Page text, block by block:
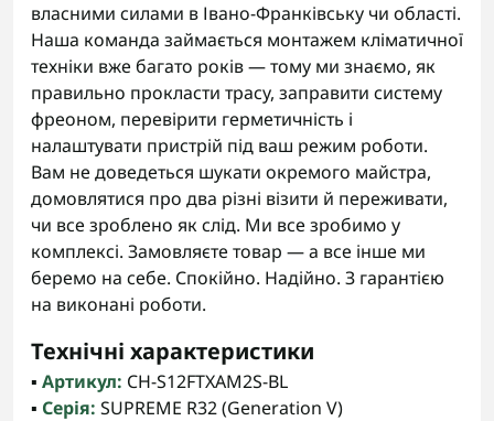
власними силами в Івано-Франківську чи області.
Наша команда займається монтажем кліматичної
техніки вже багато років — тому ми знаємо, як
правильно прокласти трасу, заправити систему
фреоном, перевірити герметичність і
налаштувати пристрій під ваш режим роботи.
Вам не доведеться шукати окремого майстра,
домовлятися про два різні візити й переживати,
чи все зроблено як слід. Ми все зробимо у
комплексі. Замовляєте товар — а все інше ми
беремо на себе. Спокійно. Надійно. З гарантією
на виконані роботи.
Технічні характеристики
▪️ Артикул: CH-S12FTXAM2S-BL
▪️ Серія: SUPREME R32 (Generation V)